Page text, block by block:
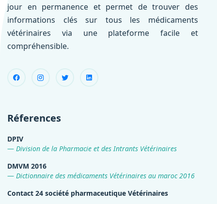
jour en permanence et permet de trouver des
informations clés sur tous les médicaments
vétérinaires via une plateforme facile et
compréhensible.
Réferences
DPIV
Division de la Pharmacie et des Intrants Vétérinaires
DMVM 2016
Dictionnaire des médicaments Vétérinaires au maroc 2016
Contact 24 société pharmaceutique Vétérinaires